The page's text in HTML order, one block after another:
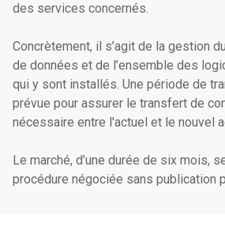
des services concernés.
Concrètement, il s’agit de la gestion
de données et de l’ensemble des
qui y sont installés. Une période de
prévue pour assurer le transfert de
nécessaire entre l'actuel et le nouvel
Le marché, d’une durée de six mois,
procédure négociée sans publication